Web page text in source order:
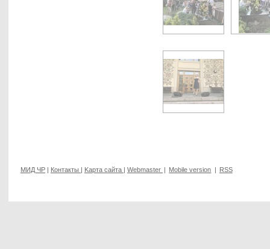
МИД ЧР Контакты Kарта сайта Webmaster Mobile version RSS